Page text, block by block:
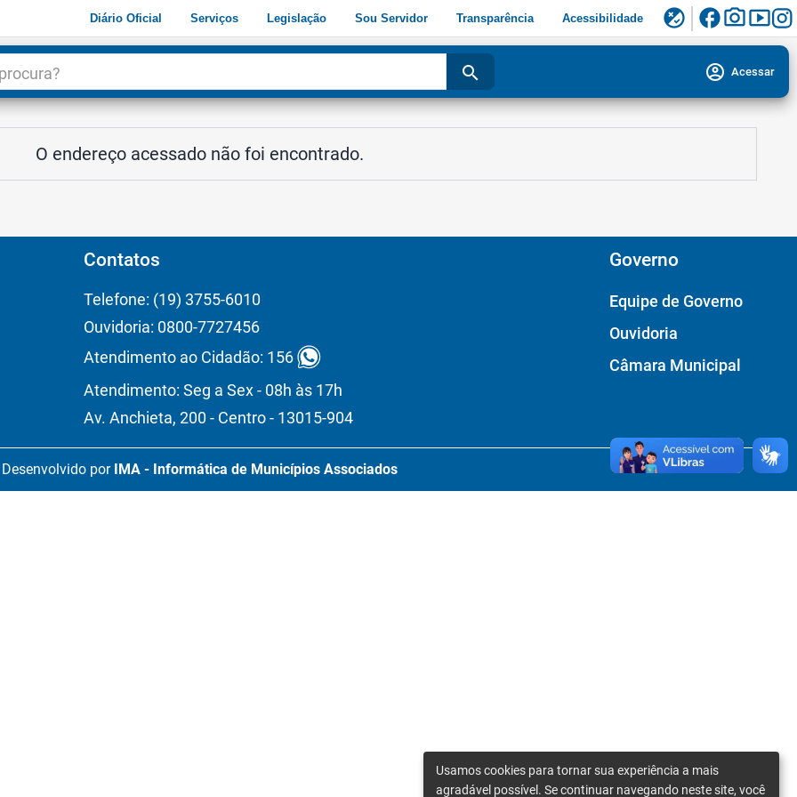
Diário Oficial Serviços Legislação Sou Servidor Transparência Acessibilidade flaky facebookphoto_camerasmart_display
search account_circle Acessar
O endereço acessado não foi encontrado.
Contatos
Telefone: (19) 3755-6010
Ouvidoria: 0800-7727456
Atendimento ao Cidadão: 156
Atendimento: Seg a Sex - 08h às 17h
Av. Anchieta, 200 - Centro - 13015-904
Governo
Equipe de Governo
Ouvidoria
Câmara Municipal
Desenvolvido por IMA - Informática de Municípios Associados
Usamos cookies para tornar sua experiência a mais
agradável possível. Se continuar navegando neste site, você